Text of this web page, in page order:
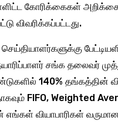
கோரிக்கைகள்
விவரிக்கப்பட்டது.
செய்தியாளர்களுக்கு
சங்க தலைவர்
140% தங்கத்தின்
FIFO, Weighted
எங்கள் வியாபாரிகள்